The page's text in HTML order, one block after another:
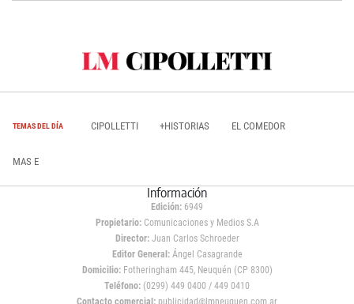
TEMAS DEL DÍA CIPOLLETTI +HISTORIAS EL COMEDOR
MAS E
Información
Edición: 6949
Propietario:Comunicaciones y Medios S.A
Director: Juan Carlos Schroeder
Editor General:Ángel Casagrande
Domicilio:Fotheringham 445, Neuquén (CP 8300)
Teléfono: (0299) 449 0400 / 449 0410
Contacto comercial: publicidad@lmneuquen.com.ar